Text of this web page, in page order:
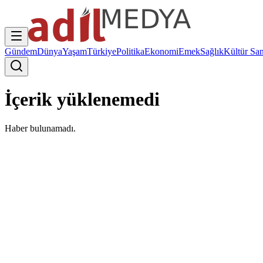
GündemDünyaYaşamTürkiyePolitikaEkonomiEmekSağlıkKültür
İçerik yüklenemedi
Haber bulunamadı.